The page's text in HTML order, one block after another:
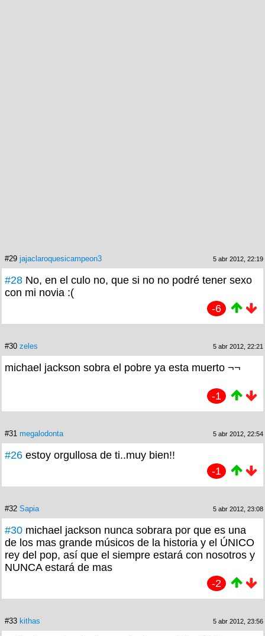
#29 jajaclaroquesicampeon3 5 abr 2012, 22:19
#28 No, en el culo no, que si no no podré tener sexo
con mi novia :(
-6
#30 zeles 5 abr 2012, 22:21
michael jackson sobra el pobre ya esta muerto ¬¬
-1
#31 megalodonta 5 abr 2012, 22:54
#26 estoy orgullosa de ti..muy bien!!
-1
#32 Sapia 5 abr 2012, 23:08
#30 michael jackson nunca sobrara por que es una
de los mas grande músicos de la historia y el ÚNICO
rey del pop, así que el siempre estará con nosotros y
NUNCA estará de mas
-2
#33 kithas 5 abr 2012, 23:56